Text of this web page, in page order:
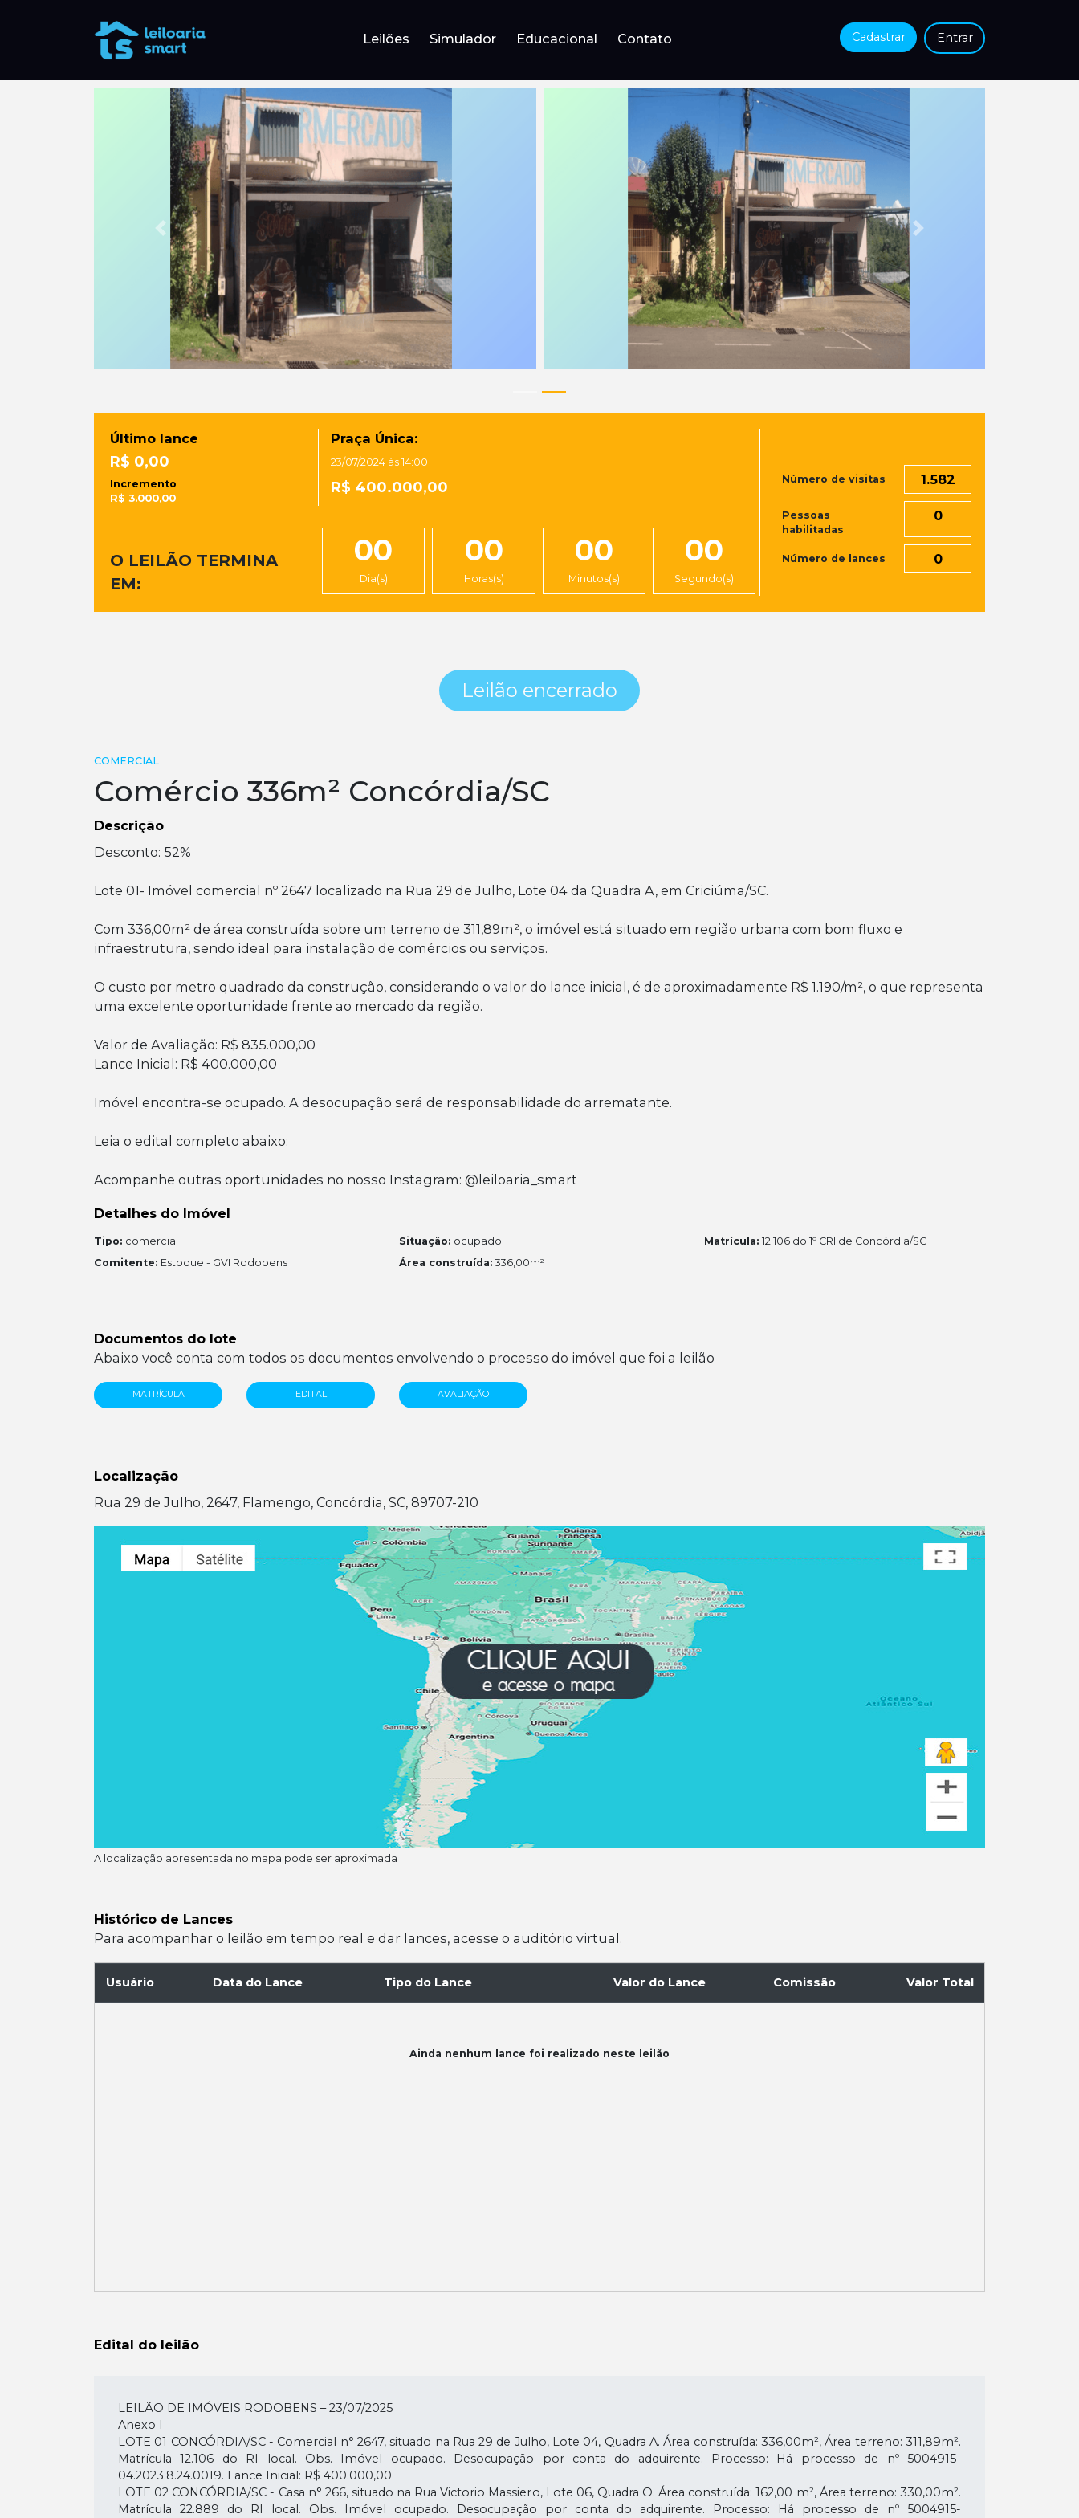
Leilões Simulador Educacional Contato Entrar
Cadastrar
Anterior Próxima
Último lance
R$ 0,00
Incremento
R$ 3.000,00
Praça Única:
23/07/2024 às 14:00
R$ 400.000,00
O LEILÃO TERMINA
EM:
00
Dia(s)
00
Horas(s)
00
Minutos(s)
00
Segundo(s)
Número de visitas 1.582
Pessoas
habilitadas
0
Número de lances 0
Leilão encerrado
COMERCIAL
Comércio 336m² Concórdia/SC
Descrição
Desconto: 52%
Lote 01- Imóvel comercial nº 2647 localizado na Rua 29 de Julho, Lote 04 da Quadra A, em Criciúma/SC.
Com 336,00m² de área construída sobre um terreno de 311,89m², o imóvel está situado em região urbana com bom fluxo e
infraestrutura, sendo ideal para instalação de comércios ou serviços.
O custo por metro quadrado da construção, considerando o valor do lance inicial, é de aproximadamente R$ 1.190/m², o que representa
uma excelente oportunidade frente ao mercado da região.
Valor de Avaliação: R$ 835.000,00
Lance Inicial: R$ 400.000,00
Imóvel encontra-se ocupado. A desocupação será de responsabilidade do arrematante.
Leia o edital completo abaixo:
Acompanhe outras oportunidades no nosso Instagram: @leiloaria_smart
Detalhes do Imóvel
Tipo: comercial Situação: ocupado Matrícula: 12.106 do 1º CRI de Concórdia/SC
Comitente: Estoque - GVI Rodobens Área construída:336,00m²
Documentos do lote
Abaixo você conta com todos os documentos envolvendo o processo do imóvel que foi a leilão
MATRÍCULA EDITAL AVALIAÇÃO
Localização
Rua 29 de Julho, 2647, Flamengo, Concórdia, SC, 89707-210
A localização apresentada no mapa pode ser aproximada
Histórico de Lances
Para acompanhar o leilão em tempo real e dar lances, acesse o auditório virtual.
Usuário Data do Lance Tipo do Lance Valor do Lance Comissão Valor Total
Ainda nenhum lance foi realizado neste leilão
Edital do leilão
LEILÃO DE IMÓVEIS RODOBENS – 23/07/2025
Anexo I
LOTE 01 CONCÓRDIA/SC - Comercial n° 2647, situado na Rua 29 de Julho, Lote 04, Quadra A. Área construída: 336,00m², Área terreno: 311,89m².
Matrícula 12.106 do RI local. Obs. Imóvel ocupado. Desocupação por conta do adquirente. Processo: Há processo de nº 5004915-
04.2023.8.24.0019. Lance Inicial: R$ 400.000,00
LOTE 02 CONCÓRDIA/SC - Casa n° 266, situado na Rua Victorio Massiero, Lote 06, Quadra O. Área construída: 162,00 m², Área terreno: 330,00m².
Matrícula 22.889 do RI local. Obs. Imóvel ocupado. Desocupação por conta do adquirente. Processo: Há processo de nº 5004915-